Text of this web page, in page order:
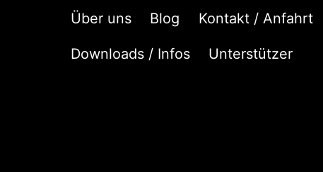
Über uns Blog Kontakt / Anfahrt
Downloads / Infos Unterstützer